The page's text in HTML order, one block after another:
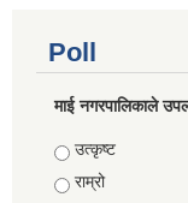
Poll
माई नगरपालिकाले
Choices
उत्कृष्ट
राम्रो